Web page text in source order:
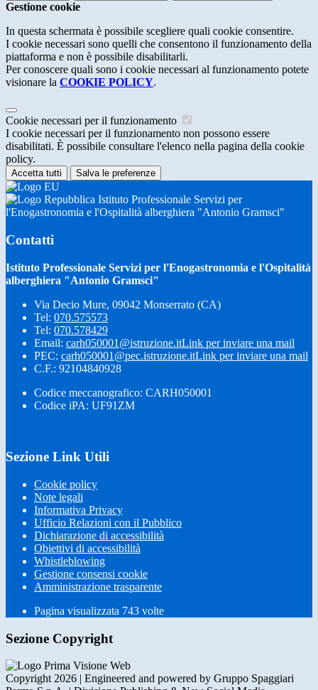
Gestione cookie
In questa schermata è possibile scegliere quali cookie consentire.
I cookie necessari sono quelli che consentono il funzionamento della
piattaforma e non è possibile disabilitarli.
Per conoscere quali sono i cookie necessari al funzionamento potete
visionare la COOKIE POLICY.
Cookie necessari per il funzionamento
I cookie necessari per il funzionamento non possono essere
disabilitati. È possibile consultare l'elenco nella pagina della cookie
policy.
Accetta tutti Salva le preferenze
Istituto Professionale Servizi per
l'Enogastronomia e l'Ospitalità alberghiera "Antonio Gramsci"
Contatti
Istituto Professionale Servizi per l'Enogastronomia e l'Ospitalità
alberghiera "Antonio Gramsci"
Via Decio Mure, 09042 Monserrato (CA)
Tel: 070.575573
Tel: 070.578429
Email: carh050001@istruzione.itLink per inviare una mail
PEC: carh050001@pec.istruzione.itLink per inviare una mail
C.F.: 92104840928
Codice meccanografico: CARH050001
Codice iPA: UF91ZM
Sezione Link Utili
Cookie policy
Note legali
Informativa Privacy
Ufficio Relazioni con il Pubblico
Dichiarazione di accessibilità
Obiettivi di accessibilità
Whistleblowing
Gestione consensi cookie
Amministrazione trasparente
Pagina visualizzata 743 volte
Sezione Copyright
Copyright 2026 | Engineered and powered by Gruppo Spaggiari